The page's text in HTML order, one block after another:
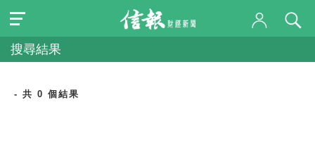
搜尋結果
- 共 0 個結果